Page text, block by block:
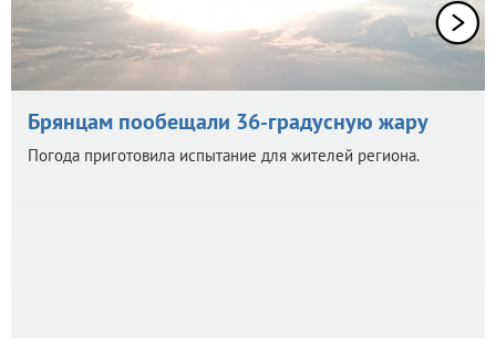
Брянцам пообещали 36-градусную жару
Погода приготовила испытание для жителей региона.